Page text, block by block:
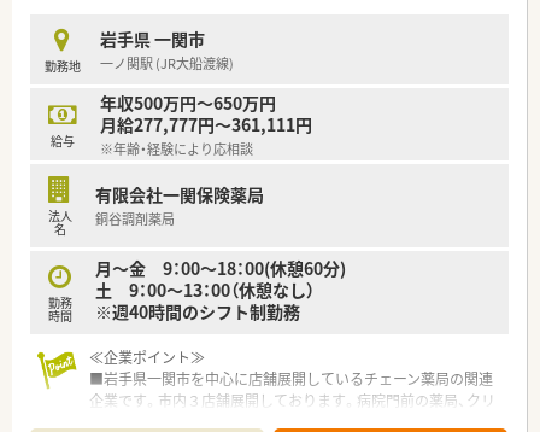
風通しの良い環境の中でモチベーション高く働けます。
【想定されるキャリアイメージ】
■定期的なフィードバック面談を通じてご自身の目標達成状況
を確認し着実にステップアップを図ることができます。
■現場での経験を積んだ後はご希望や適性に応じて管理薬剤師
やエリアマネージャーなどへの挑戦も可能です。
継続的な学習をサポートする体制があり専門性を高められま
す。
勤務地
岩手県 一関市
一ノ関駅 (JR大船渡線)
給与
年収500万円～650万円
月給277,777円～361,111円
※年齢・経験により応相談
法人
名
有限会社一関保険薬局
銅谷調剤薬局
勤務
時間
月～金 9：00～18：00(休憩60分)
土 9：00～13：00（休憩なし）
※週40時間のシフト制勤務
≪企業ポイント≫
■岩手県一関市を中心に店舗展開しているチェーン薬局の関連
企業です。市内３店舗展開しております。病院門前の薬局、クリ